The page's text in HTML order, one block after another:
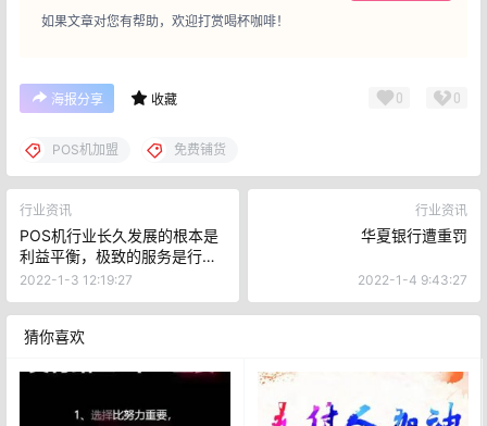
如果文章对您有帮助，欢迎打赏喝杯咖啡！
海报分享 收藏 0 0
POS机加盟 免费铺货
行业资讯
POS机行业长久发展的根本是
利益平衡，极致的服务是行业
未来！
2022-1-3 12:19:27
行业资讯
华夏银行遭重罚
2022-1-4 9:43:27
猜你喜欢